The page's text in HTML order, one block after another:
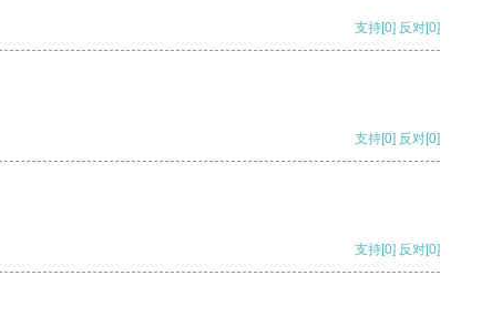
支持[0] 反对[0]
支持[0] 反对[0]
支持[0] 反对[0]